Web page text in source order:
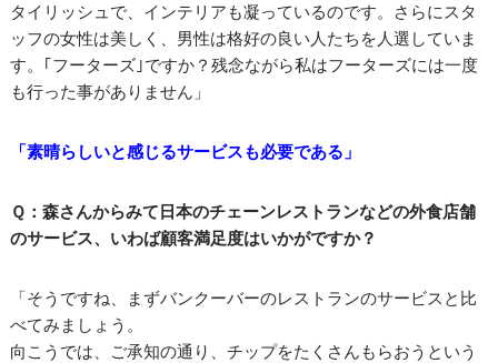
タイリッシュで、インテリアも凝っているのです。さらにスタ
ッフの女性は美しく、男性は格好の良い人たちを人選していま
す。｢フーターズ｣ですか？残念ながら私はフーターズには一度
も行った事がありません」
「素晴らしいと感じるサービスも必要である」
Ｑ：森さんからみて日本のチェーンレストランなどの外食店舗
のサービス、いわば顧客満足度はいかがですか？
「そうですね、まずバンクーバーのレストランのサービスと比
べてみましょう。
向こうでは、ご承知の通り、チップをたくさんもらおうという